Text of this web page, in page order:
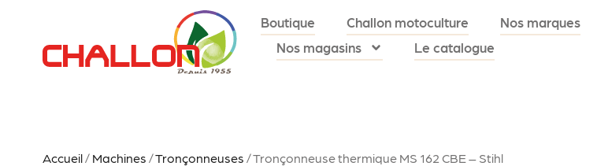
Boutique Challon motoculture Nos marques
Nos magasins
Le catalogue
Accueil/ Machines /Tronçonneuses / Tronçonneuse thermique MS 162 CBE – Stihl